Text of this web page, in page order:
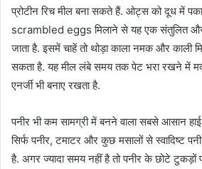
प्रोटीन रिच मील बना सकते हैं. ओट्स को दूध में
scrambled eggs मिलाने से यह एक संतुलित और
जाता है. इसमें चाहें तो थोड़ा काला नमक और काली
सकता है. यह मील लंबे समय तक पेट भरा रखने में
एनर्जी भी बनाए रखता है.
पनीर भी कम सामग्री में बनने वाला सबसे आसान
सिर्फ पनीर, टमाटर और कुछ मसालों से स्वादिष्ट
है. अगर ज्यादा समय नहीं है तो पनीर के छोटे